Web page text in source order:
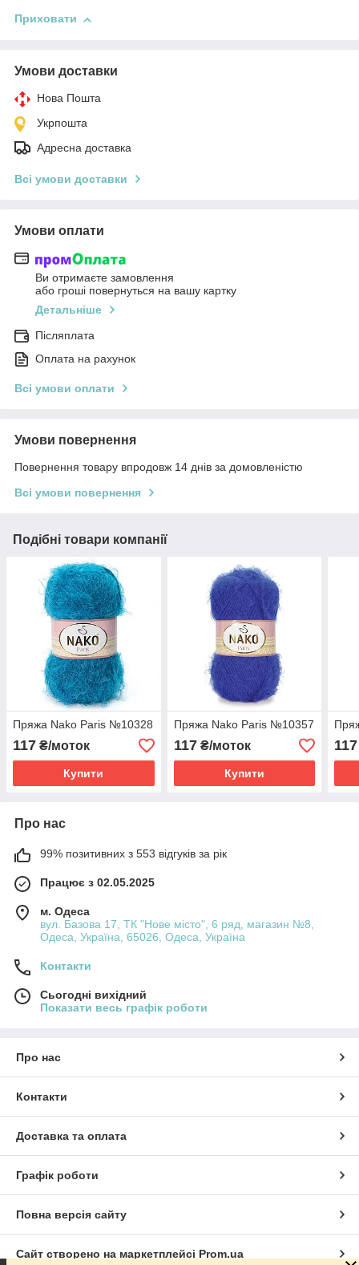
Приховати
Умови доставки
Нова Пошта
Укрпошта
Адресна доставка
Всі умови доставки
Умови оплати
Ви отримаєте замовлення
або гроші повернуться на вашу картку
Детальніше
Післяплата
Оплата на рахунок
Всі умови оплати
Умови повернення
Повернення товару впродовж 14 днів за домовленістю
Всі умови повернення
Подібні товари компанії
Пряжа Nako Paris №10328
117 ₴/моток
Купити
Пряжа Nako Paris №10357
117₴/моток
Купити
117
Про нас
99% позитивних з 553 відгуків за рік
Працює з 02.05.2025
м. Одеса
вул. Базова 17, ТК "Нове місто", 6 ряд, магазин №8,
Одеса, Україна, 65026, Одеса, Україна
Контакти
Сьогодні вихідний
Показати весь графік роботи
Про нас
Контакти
Доставка та оплата
Графік роботи
Повна версія сайту
Сайт створено на маркетплейсі Prom.ua